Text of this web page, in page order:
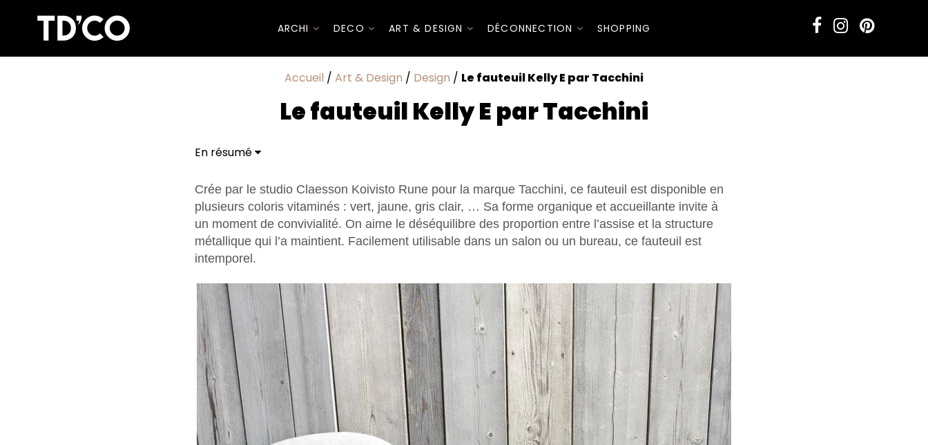
ARCHI DECO ART & DESIGN DÉCONNECTION SHOPPING
Accueil / Art & Design / Design / Le fauteuil Kelly E par Tacchini
Le fauteuil Kelly E par Tacchini
En résumé
Crée par le studio Claesson Koivisto Rune pour la marque Tacchini, ce fauteuil est disponible en
plusieurs coloris vitaminés : vert, jaune, gris clair, … Sa forme organique et accueillante invite à
un moment de convivialité. On aime le déséquilibre des proportion entre l’assise et la structure
métallique qui l’a maintient. Facilement utilisable dans un salon ou un bureau, ce fauteuil est
intemporel.